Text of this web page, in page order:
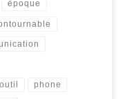
époque
outil phone